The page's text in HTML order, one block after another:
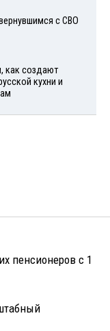
с СВО
как создают
кухни и
пенсионеров с 1